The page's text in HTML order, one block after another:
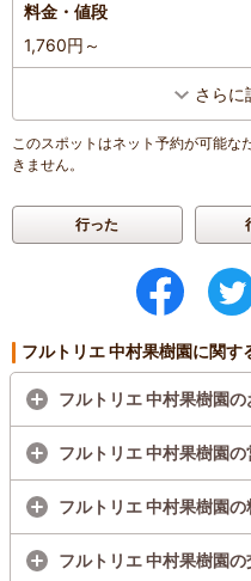
料金・値段
1,760円～
さらに
このスポットはネット予約が可能な
きません。
行った
フルトリエ 中村果樹園に関す
フルトリエ 中村果樹園
フルトリエ 中村果樹園
フルトリエ 中村果樹園の
フルトリエ 中村果樹園